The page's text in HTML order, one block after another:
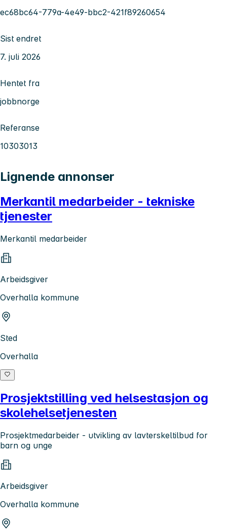
ec68bc64-779a-4e49-bbc2-421f89260654
Sist endret
7. juli 2026
Hentet fra
jobbnorge
Referanse
10303013
Lignende annonser
Merkantil medarbeider - tekniske
tjenester
Merkantil medarbeider
Arbeidsgiver
Overhalla kommune
Sted
Overhalla
Prosjektstilling ved helsestasjon og
skolehelsetjenesten
Prosjektmedarbeider - utvikling av lavterskeltilbud for
barn og unge
Arbeidsgiver
Overhalla kommune